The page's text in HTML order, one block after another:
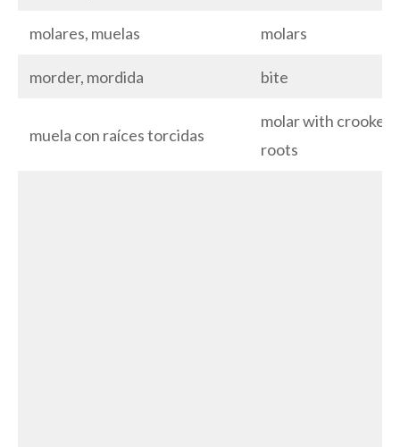
molares, muelas molars
morder, mordida bite
muela con raíces torcidas
molar with crooked
roots